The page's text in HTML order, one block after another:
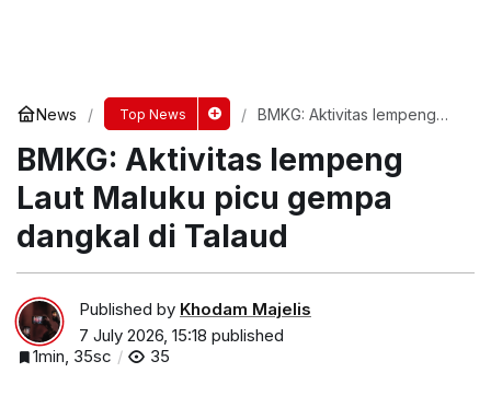
News Top News
BMKG: Aktivitas lempeng
dangkal di Talaud
BMKG: Aktivitas lempeng
Laut Maluku picu gempa
dangkal di Talaud
Published by Khodam Majelis
7 July 2026, 15:18 published
1min, 35sc
35